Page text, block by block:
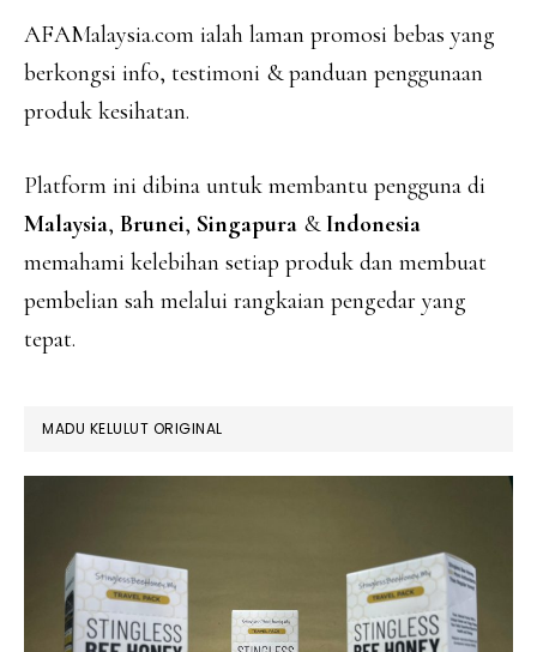
AFAMalaysia.com ialah laman promosi bebas yang
berkongsi info, testimoni & panduan penggunaan
produk kesihatan.
Platform ini dibina untuk membantu pengguna di
Malaysia, Brunei, Singapura &Indonesia
memahami kelebihan setiap produk dan membuat
pembelian sah melalui rangkaian pengedar yang
tepat.
MADU KELULUT ORIGINAL